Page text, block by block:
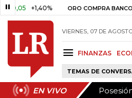
+1,40% ORO COMPRA BANCO DE
VIERNES, 07 DE
FINANZAS
TEMAS DE
EN VIVO
EN VIVO